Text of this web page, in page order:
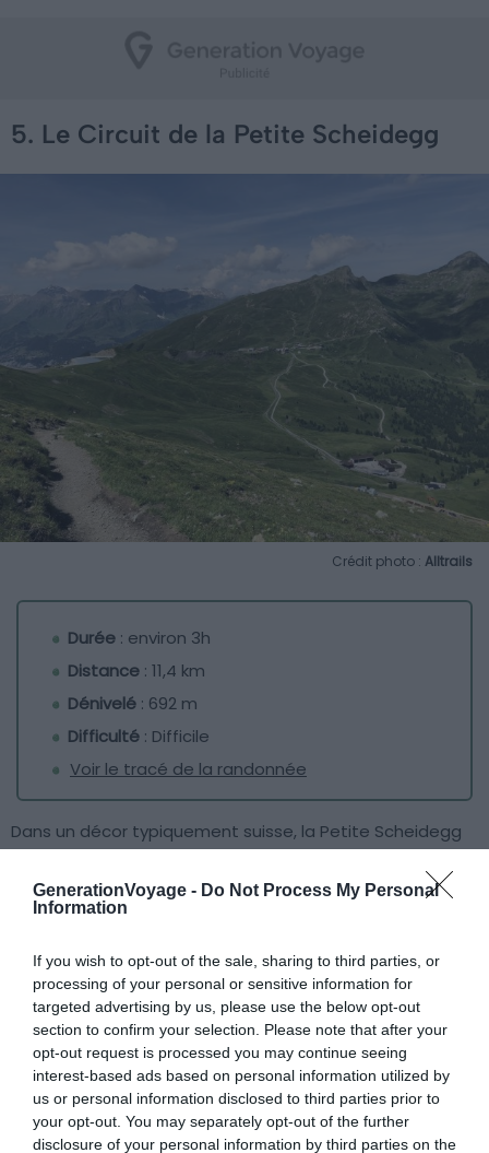
GenerationVoyage - Do Not Process My Personal
Information
If you wish to opt-out of the sale, sharing to third parties, or
processing of your personal or sensitive information for
targeted advertising by us, please use the below opt-out
section to confirm your selection. Please note that after your
opt-out request is processed you may continue seeing
interest-based ads based on personal information utilized by
us or personal information disclosed to third parties prior to
your opt-out. You may separately opt-out of the further
disclosure of your personal information by third parties on the
5. Le Circuit de la Petite Scheidegg
Crédit photo : Alltrails
Durée : environ 3h
Distance : 11,4 km
Dénivelé : 692 m
Difficulté : Difficile
Voir le tracé de la randonnée
Dans un décor typiquement suisse, la Petite Scheidegg
point de départ à cette belle randonnée en Suisse, dans
l’Oberland bernois. Un parcours de randonnée difficile,
du dénivelé.
Le Eiger, à 3970 m d’altitude, et ses versants à pic sont à
l’origine de superbes paysages des chaînes de
montagnes qui vous accompagnent tout du long de la
marche : cascades, lacs, sommets et vallées, le
spectacle est constant !